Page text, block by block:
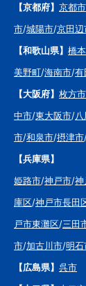
【京都府】 京都市
市/城陽市/京田辺
【和歌山県】 橋
美野町/海南市/有
【大阪府】 枚方市
中市/東大阪市/
市/和泉市/摂津市
【兵庫県】
姫路市/神戸市/神
庫区/神戸市長田
戸市東灘区/三田
市/加古川市/明石
【広島県】 呉市